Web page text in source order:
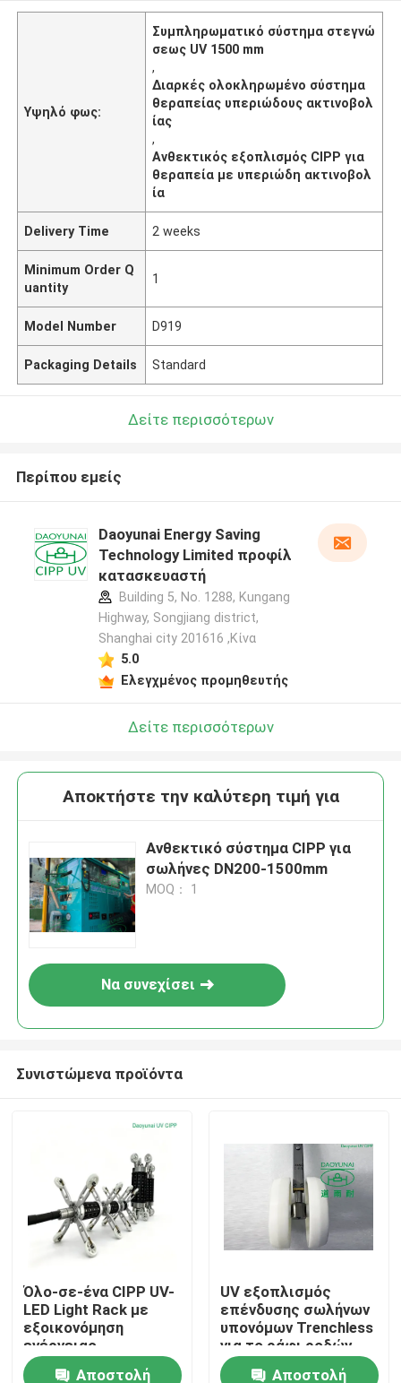
Αφήστε ένα μήνυμα
We bellen je snel terug!
Προϊόντα
Περίπου εμείς
Υψηλό φως:
Συμπληρωματικό σύστημα στεγνώ
σεως UV 1500 mm
,
Διαρκές ολοκληρωμένο σύστημα
θεραπείας υπεριώδους ακτινοβολ
ίας
,
Ανθεκτικός εξοπλισμός CIPP για
θεραπεία με υπεριώδη ακτινοβολ
ία
Delivery Time 2 weeks
Minimum Order Q
uantity
1
Model Number D919
Packaging Details Standard
Δείτε περισσότερων
Περίπου εμείς
Daoyunai Energy Saving
Technology Limited προφίλ
κατασκευαστή
Building 5, No. 1288, Kungang
Highway, Songjiang district,
Shanghai city 201616 ,Κίνα
5.0
Ελεγχμένος προμηθευτής
Δείτε περισσότερων
Αποκτήστε την καλύτερη τιμή για
Ανθεκτικό σύστημα CIPP για
σωλήνες DN200-1500mm
MOQ： 1
Να συνεχίσει
Συνιστώμενα προϊόντα
Όλο-σε-ένα CIPP UV-
LED Light Rack με
εξοικονόμηση
ενέργειας
τεχνολογία UV-LED,
Αποστολή
UV εξοπλισμός
επένδυσης σωλήνων
υπονόμων Trenchless
για το ράφι ροδών
προβολέων πώλησης
Αποστολή